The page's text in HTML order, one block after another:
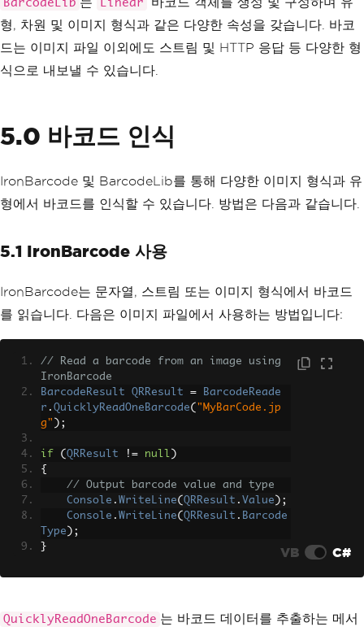
barcodeInBytes barcode. drawBa
rcodeAsBytes();
Graphics graphics
...;
barcode
drawBarcode graphics
Bitmap barcodeInBitmap
Stream stream =
...;
barcode
drawBarcode (stream
BarcodeLib Linear
형, 차원 및 이미지 형식과 같은 다양한 속성을 갖습니다. 바코
드는 이미지 파일 이외에도 스트림 및 HTTP 응답 등 다양한 형
식으로 내보낼 수 있습니다.
5.0 바코드 인식
IronBarcode 및 BarcodeLib를 통해 다양한 이미지 형식과 유
형에서 바코드를 인식할 수 있습니다. 방법은 다음과 같습니다.
5.1 IronBarcode 사용
IronBarcode는 문자열, 스트림 또는 이미지 형식에서 바코드
를 읽습니다. 다음은 이미지 파일에서 사용하는 방법입니다:
// Read a barcode from an image using
IronBarcode
BarcodeResult
QRResult =
BarcodeReade
r . QuicklyReadOneBarcode( "MyBarCode.jp
g" );
if ( QRResult != null )
{
// Output barcode value and type
Console . WriteLine( QRResult . Value );
Console . WriteLine( QRResult . Barcode
Type );
}
VB C#
QuicklyReadOneBarcode 는 바코드 데이터를 추출하는 메서